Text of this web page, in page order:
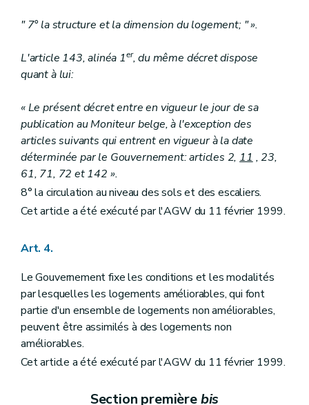
" 7° la structure et la dimension du logement; " ».
L'article 143, alinéa 1er, du même décret dispose
quant à lui:
« Le présent décret entre en vigueur le jour de sa
publication au Moniteur belge, à l'exception des
articles suivants qui entrent en vigueur à la date
déterminée par le Gouvernement: articles 2, 11 , 23,
61, 71, 72 et 142 ».
8° la circulation au niveau des sols et des escaliers.
Cet article a été exécuté par l'AGW du 11 février 1999.
Art. 4.
Le Gouvernement fixe les conditions et les modalités
par lesquelles les logements améliorables, qui font
partie d'un ensemble de logements non améliorables,
peuvent être assimilés à des logements non
améliorables.
Cet article a été exécuté par l'AGW du 11 février 1999.
Section premièrebis